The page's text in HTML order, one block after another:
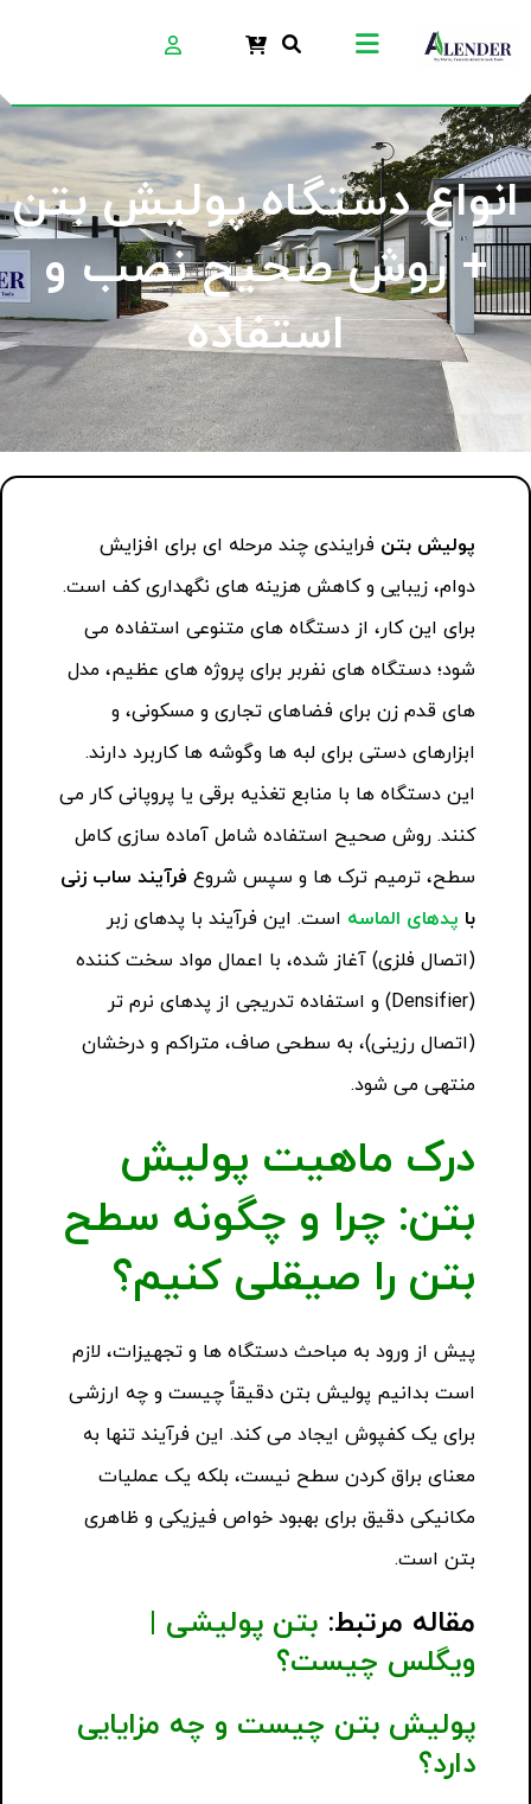
انواع دستگاه پولیش بتن
+ روش صحیح نصب و
استفاده
پولیش بتن فرایندی چند مرحله ای برای افزایش
دوام، زیبایی و کاهش هزینه های نگهداری کف است.
برای این کار، از دستگاه های متنوعی استفاده می
شود؛ دستگاه های نفربر برای پروژه های عظیم، مدل
های قدم زن برای فضاهای تجاری و مسکونی، و
ابزارهای دستی برای لبه ها وگوشه ها کاربرد دارند.
این دستگاه ها با منابع تغذیه برقی یا پروپانی کار می
کنند. روش صحیح استفاده شامل آماده سازی کامل
سطح، ترمیم ترک ها و سپس شروع فرآیند ساب زنی
با پدهای الماسه است. این فرآیند با پدهای زبر
(اتصال فلزی) آغاز شده، با اعمال مواد سخت کننده
(Densifier) و استفاده تدریجی از پدهای نرم تر
(اتصال رزینی)، به سطحی صاف، متراکم و درخشان
منتهی می شود.
درک ماهیت پولیش
بتن: چرا و چگونه سطح
بتن را صیقلی کنیم؟
پیش از ورود به مباحث دستگاه ها و تجهیزات، لازم
است بدانیم پولیش بتن دقیقاً چیست و چه ارزشی
برای یک کفپوش ایجاد می کند. این فرآیند تنها به
معنای براق کردن سطح نیست، بلکه یک عملیات
مکانیکی دقیق برای بهبود خواص فیزیکی و ظاهری
بتن است.
مقاله مرتبط: بتن پولیشی |
ویگلس چیست؟
پولیش بتن چیست و چه مزایایی
دارد؟